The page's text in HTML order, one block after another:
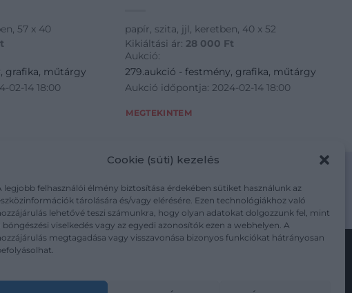
Cookie (süti) kezelés
legjobb felhasználói élmény biztosítása érdekében sütiket használunk az
tárolására és/vagy elérésére. Ezen technológiákhoz való
lehetővé teszi számunkra, hogy olyan adatokat dolgozzunk fel, mint
böngészési viselkedés vagy az egyedi azonosítók ezen a webhelyen. A
megtagadása vagy visszavonása bizonyos funkciókat hátrányosan
57 x 40
grafika, műtárgy
02-14 18:00
papír, szita, jjl, keretben, 40 x 52
Kikiáltási ár: 28 000 Ft
Aukció:
279.aukció - festmény, grafika, műtárgy
Aukció időpontja: 2024-02-14 18:00
MEGTEKINTEM
adatkezelesi-tajekoztato/